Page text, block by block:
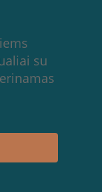
su